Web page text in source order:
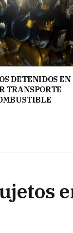
DETENIDOS EN
TRANSPORTE